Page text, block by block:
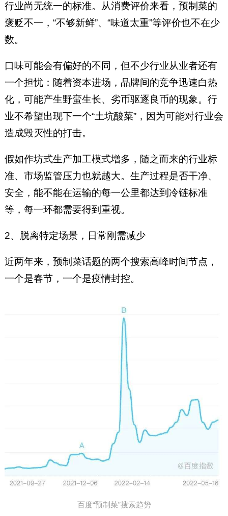
行业尚无统一的标准。从消费评价来看，预制菜的
褒贬不一，“不够新鲜”、“味道太重”等评价也不在少
数。
口味可能会有偏好的不同，但不少行业从业者还有
一个担忧：随着资本进场，品牌间的竞争迅速白热
化，可能产生野蛮生长、劣币驱逐良币的现象。行
业不希望出现下一个“土坑酸菜”，因为可能对行业会
造成毁灭性的打击。
假如作坊式生产加工模式增多，随之而来的行业标
准、市场监管压力也就越大。生产过程是否干净、
安全，能不能在运输的每一公里都达到冷链标准
等，每一环都需要得到重视。
2、脱离特定场景，日常刚需减少
近两年来，预制菜话题的两个搜索高峰时间节点，
一个是春节，一个是疫情封控。
百度“预制菜”搜索趋势